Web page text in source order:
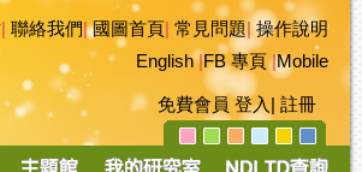
聯絡我們|國圖首頁 常見問題|操作說明
English|FB 專頁|Mobile
免費會員 登入 註冊